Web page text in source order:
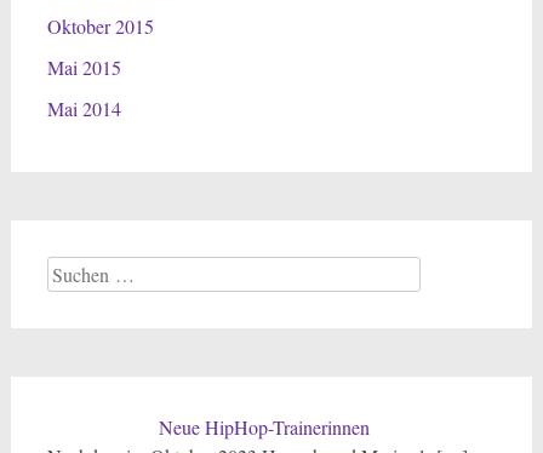
Oktober 2015
Mai 2015
Mai 2014
Suchen
nach:
Neue HipHop-Trainerinnen